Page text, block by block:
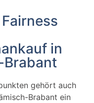
in
Brabant
gehört auch
Brabant ein